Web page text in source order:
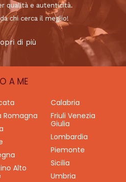
qualità e autenticità.
chi cerca il meglio!
di più
A ME
Calabria
Romagna
Friuli Venezia
Giulia
Lombardia
Piemonte
Sicilia
Alto
Umbria